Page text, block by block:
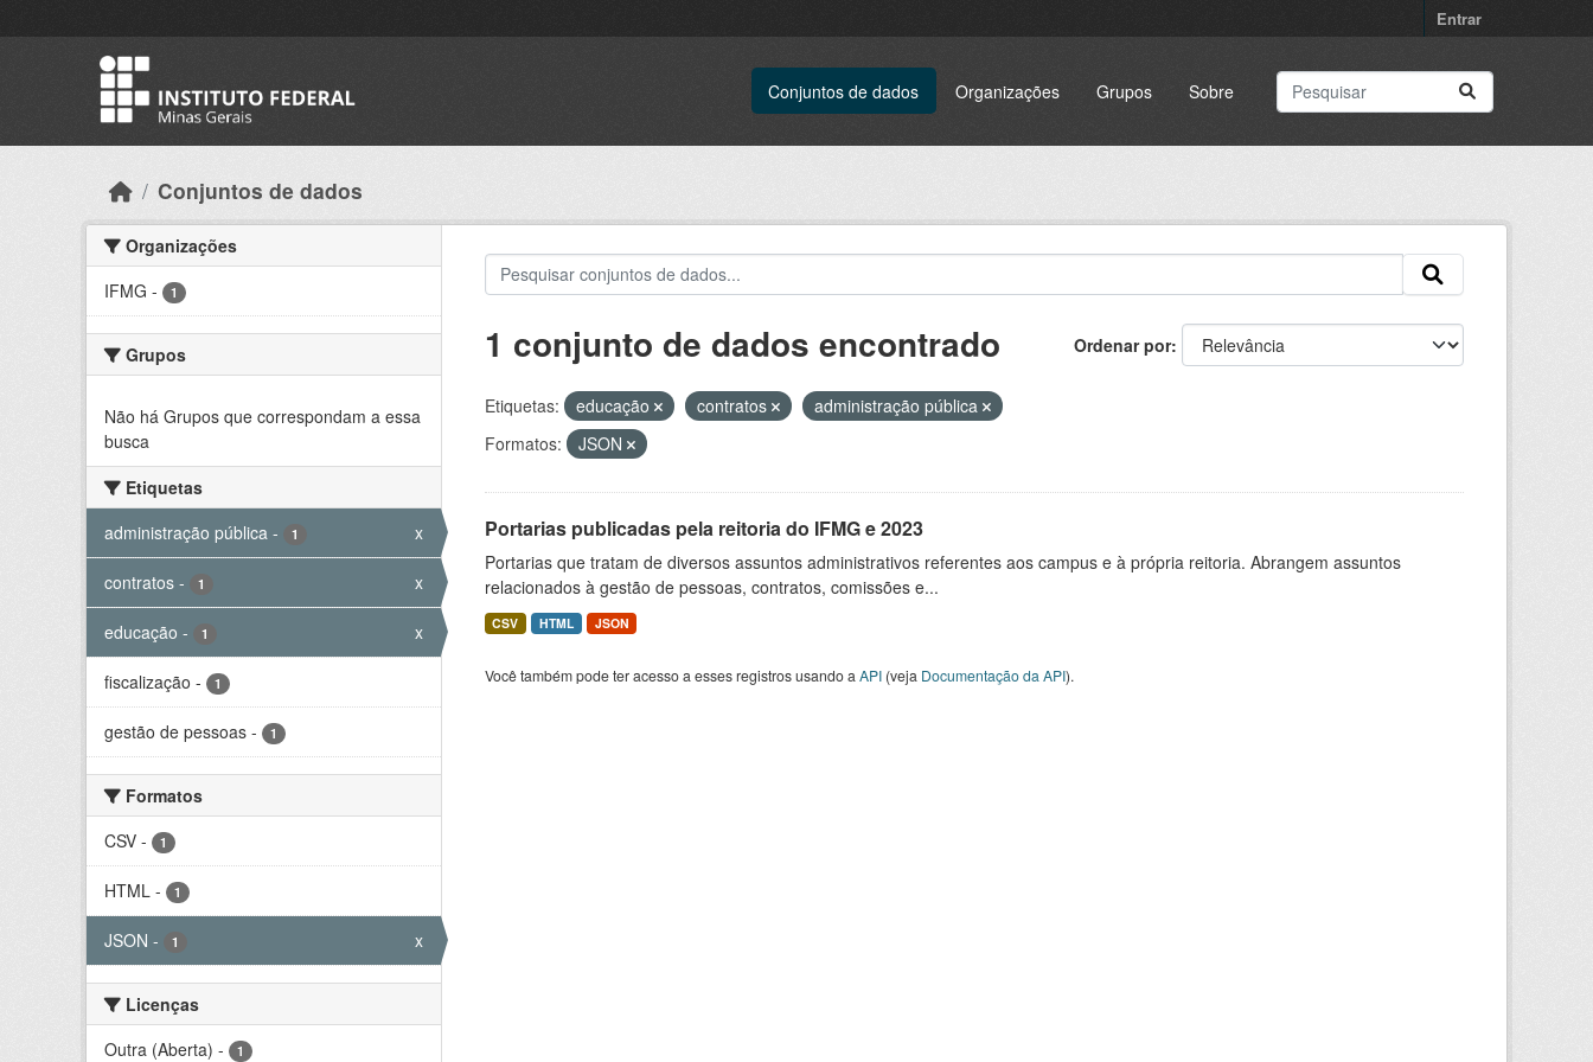
Entrar
Conjuntos de dados Organizações Grupos Sobre
Conjuntos de dados
Organizações
IFMG - 1
Grupos
Não há Grupos que correspondam a essa
busca
Etiquetas
administração pública - 1 x
contratos - 1 x
educação - 1 x
fiscalização - 1
gestão de pessoas - 1
Formatos
CSV - 1
HTML - 1
JSON - 1 x
Licenças
Outra (Aberta) - 1
Ordenar por
1 conjunto de dados encontrado
Etiquetas: educação contratos
administração pública
Formatos:
JSON
Portarias publicadas pela reitoria do IFMG e 2023
Portarias que tratam de diversos assuntos administrativos referentes aos campus e à própria reitoria. Abrangem assuntos
relacionados à gestão de pessoas, contratos, comissões e...
CSV HTML JSON
Você também pode ter acesso a esses registros usando a API(veja Documentação da API).